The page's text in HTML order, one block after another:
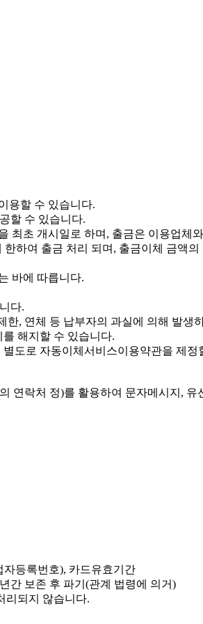
용할 수 있습니다.
할 수 있습니다.
최초 개시일로 하며, 출금은 이용업체
하여 출금 처리 되며, 출금이체 금액
바에 따릅니다.
다.
, 연체 등 납부자의 과실에 의해 발생
해지할 수 있습니다.
도로 자동이체서비스이용약관을 제정
락처 정)를 활용하여 문자메시지, 유
자등록번호), 카드유효기간
간 보존 후 파기(관계 법령에 의거)
리되지 않습니다.